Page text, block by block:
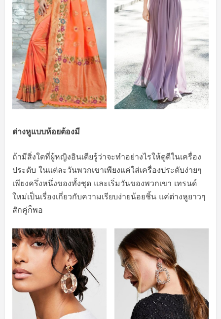
ต่างหูแบบห้อยต้องมี
ถ้ามีสิ่งใดที่ผู้หญิงอินเดียรู้ว่าจะทำอย่างไรให้ดูดีในเครื่อง
ประดับ ในแต่ละวันพวกเขาเพียงแค่ใส่เครื่องประดับง่ายๆ
เพียงครึ่งหนึ่งของทั้งชุด และเริ่มวันของพวกเขา เทรนด์
ใหม่เป็นเรื่องเกี่ยวกับความเรียบง่ายน้อยชิ้น แค่ต่างหูยาวๆ
สักคู่ก็พอ